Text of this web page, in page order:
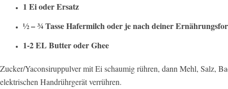
1 Ei oder Ersatz
½ – ¾ Tasse Hafermilch oder je nach deiner
1-2 EL Butter oder Ghee
Zucker/Yaconsiruppulver mit Ei schaumig rühren, dann Mehl, Salz,
elektrischen Handrührgerät verrühren.